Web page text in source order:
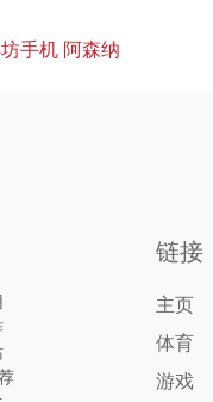
手机 阿森纳
链接
主页
体育
游戏